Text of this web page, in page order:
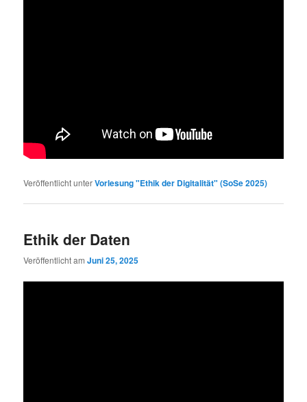
Veröffentlicht unterVorlesung "Ethik der Digitalität" (SoSe 2025)
Ethik der Daten
Veröffentlicht amJuni 25, 2025